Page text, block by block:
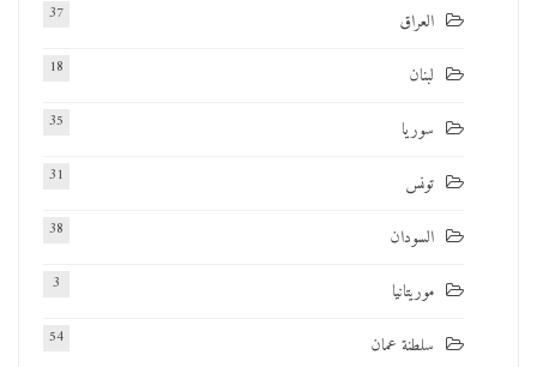
العراق 37
لبنان 18
سوريا 35
تونس 31
السودان 38
موريتانيا 3
سلطنة عمان 54